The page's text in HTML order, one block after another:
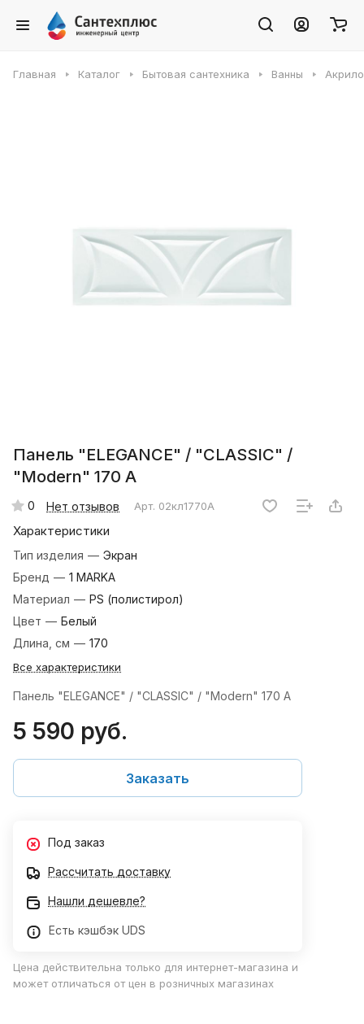
Главная Каталог Бытовая сантехника Ванны
Панель "ELEGANCE" / "CLASSIC" /
"Modern" 170 А
0 Нет отзывов Арт. 02кл1770А
Характеристики
Тип изделия — Экран
Бренд — 1 MARKA
Материал — PS (полистирол)
Цвет — Белый
Длина, см — 170
Все характеристики
Панель "ELEGANCE" / "CLASSIC" / "Modern" 170 А
5 590 руб.
Заказать
Под заказ
Рассчитать доставку
Нашли дешевле?
Есть кэшбэк UDS
Цена действительна только для интернет-магазина и
может отличаться от цен в розничных магазинах